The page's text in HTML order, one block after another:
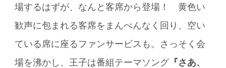
場するはずが、なんと客席から登場！ 黄色い
歓声に包まれる客席をまんべんなく回り、空い
ている席に座るファンサービスも。さっそく会
場を沸かし、王子は番組テーマソング『さあ、